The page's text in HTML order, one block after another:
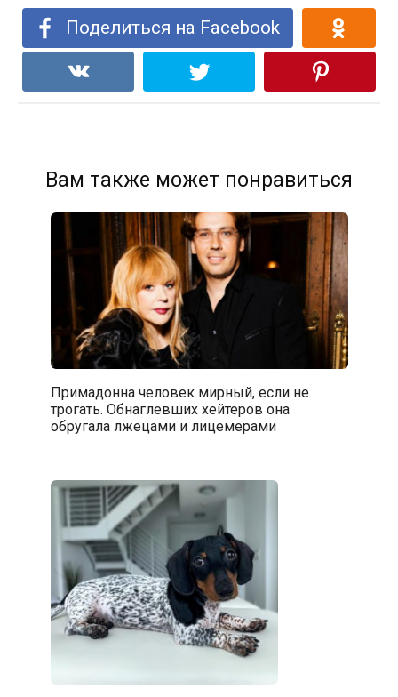
Поделиться на Facebook
Вам также может понравиться
Примадонна человек мирный, если не
трогать. Обнаглевших хейтеров она
обругала лжецами и лицемерами